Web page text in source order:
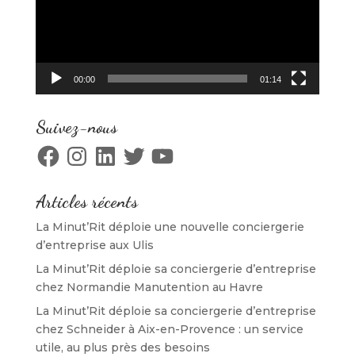
00:00 01:14
Suivez-nous
FacebookInstagramLinkedInTwitterYouTube
Articles récents
La Minut’Rit déploie une nouvelle conciergerie
d’entreprise aux Ulis
La Minut’Rit déploie sa conciergerie d’entreprise
chez Normandie Manutention au Havre
La Minut’Rit déploie sa conciergerie d’entreprise
chez Schneider à Aix-en-Provence : un service
utile, au plus près des besoins